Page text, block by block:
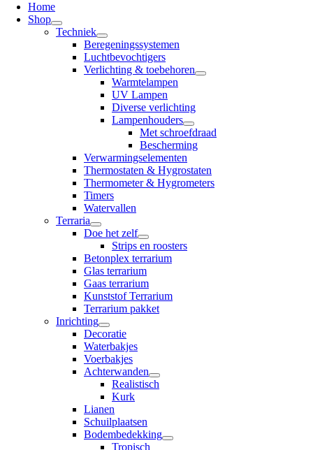
Home
Shop
Techniek
Beregeningssystemen
Luchtbevochtigers
Verlichting & toebehoren
Warmtelampen
UV Lampen
Diverse verlichting
Lampenhouders
Met schroefdraad
Bescherming
Verwarmingselementen
Thermostaten & Hygrostaten
Thermometer & Hygrometers
Timers
Watervallen
Terraria
Doe het zelf
Strips en roosters
Betonplex terrarium
Glas terrarium
Gaas terrarium
Kunststof Terrarium
Terrarium pakket
Inrichting
Decoratie
Waterbakjes
Voerbakjes
Achterwanden
Realistisch
Kurk
Lianen
Schuilplaatsen
Bodembedekking
Tropisch